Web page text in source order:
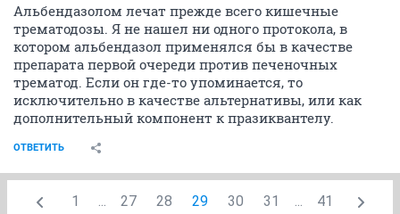
Альбендазолом лечат прежде всего кишечные
трематодозы. Я не нашел ни одного протокола, в
котором альбендазол применялся бы в качестве
препарата первой очереди против печеночных
трематод. Если он где-то упоминается, то
исключительно в качестве альтернативы, или как
дополнительный компонент к празиквантелу.
ОТВЕТИТЬ
1 ... 27 28 29 30 31 ... 41